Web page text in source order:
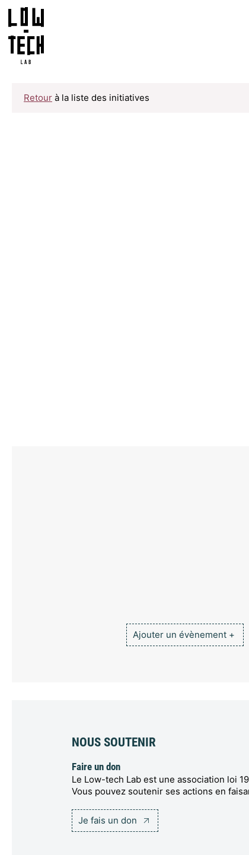
Retour à la liste des initiatives
Ajouter un évènement +
NOUS SOUTENIR
Faire un don
Le Low-tech Lab est une association loi
Vous pouvez soutenir ses actions en
Je fais un don